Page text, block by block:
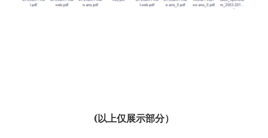
(以上仅展示部分）